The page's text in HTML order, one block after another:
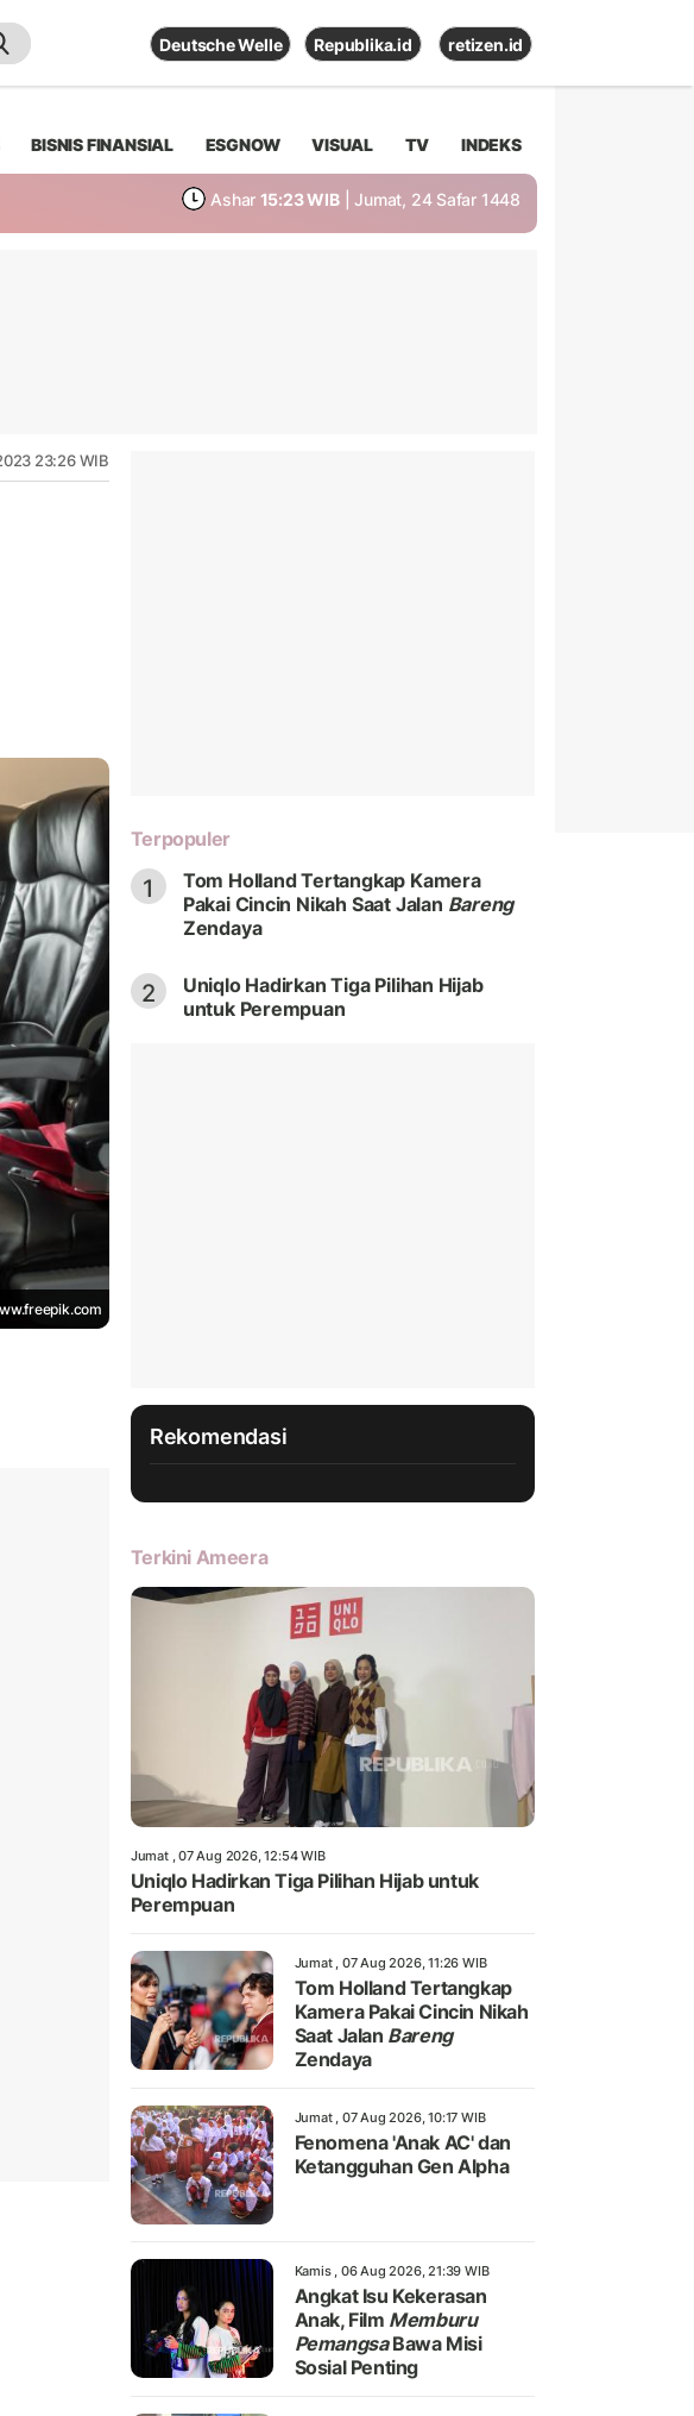
Deutsche Welle Republika.id retizen.id
BISNIS FINANSIAL ESGNOW VISUAL TV INDEKS
Ashar 15:23 WIB | Jumat, 24 Safar 1448
23:26 WIB
Terpopuler
1
Tom Holland Tertangkap Kamera
Pakai Cincin Nikah Saat Jalan Bareng
Zendaya
2
Uniqlo Hadirkan Tiga Pilihan Hijab
untuk Perempuan
Rekomendasi
Terkini Ameera
Jumat , 07 Aug 2026, 12:54 WIB
Uniqlo Hadirkan Tiga Pilihan Hijab untuk
Perempuan
Jumat , 07 Aug 2026, 11:26 WIB
Tom Holland Tertangkap
Kamera Pakai Cincin Nikah
Saat Jalan Bareng
Zendaya
Jumat , 07 Aug 2026, 10:17 WIB
Fenomena 'Anak AC' dan
Ketangguhan Gen Alpha
Kamis , 06 Aug 2026, 21:39 WIB
Angkat Isu Kekerasan
Anak, Film Memburu
PemangsaBawa Misi
Sosial Penting